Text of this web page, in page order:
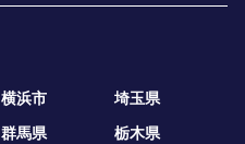
横浜市
埼玉県
群馬県 栃木県